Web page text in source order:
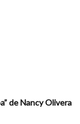
de Nancy Olivera